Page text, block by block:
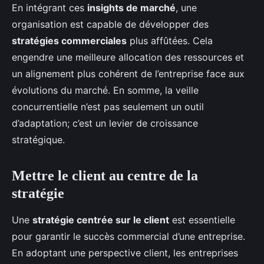
En intégrant ces insights de marché, une
organisation est capable de développer des
stratégies commerciales plus affûtées. Cela
engendre une meilleure allocation des ressources et
un alignement plus cohérent de l’entreprise face aux
évolutions du marché. En somme, la veille
concurrentielle n’est pas seulement un outil
d’adaptation; c’est un levier de croissance
stratégique.
Mettre le client au centre de la
stratégie
Une stratégie centrée sur le client est essentielle
pour garantir le succès commercial d’une entreprise.
En adoptant une perspective client, les entreprises